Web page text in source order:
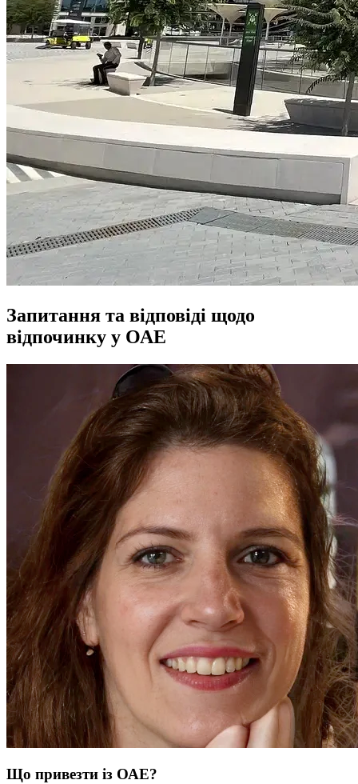
Запитання та відповіді щодо
відпочинку у ОАЕ
Що привезти із ОАЕ?